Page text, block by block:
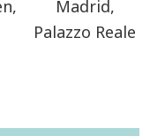
Madrid,
Palazzo Reale